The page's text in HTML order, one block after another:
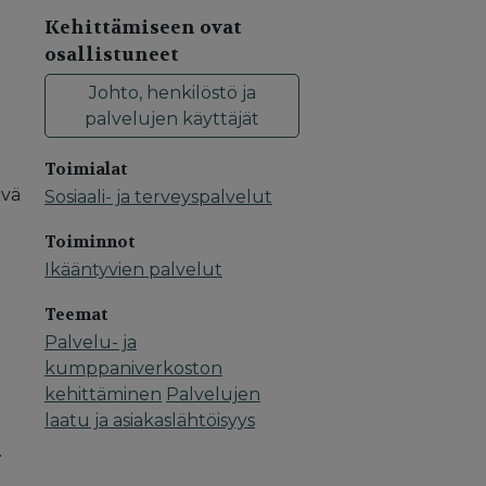
Kehittämiseen ovat
osallistuneet
Johto, henkilöstö ja
palvelujen käyttäjät
Toimialat
Sosiaali- ja terveyspalvelut
Toiminnot
Ikääntyvien palvelut
Teemat
Palvelu- ja
kumppaniverkoston
kehittäminen Palvelujen
laatu ja asiakaslähtöisyys